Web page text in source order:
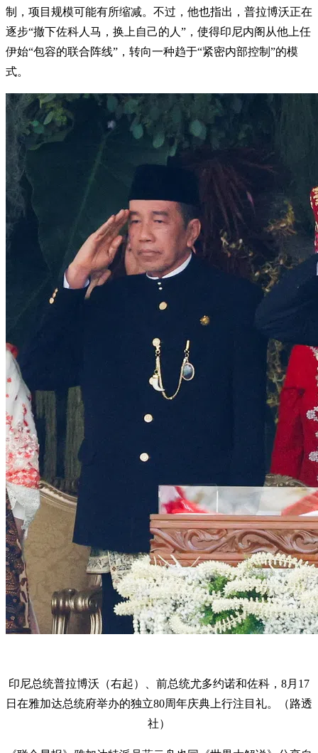
制，项目规模可能有所缩减。不过，他也指出，普拉博沃正在
逐步“撤下佐科人马，换上自己的人”，使得印尼内阁从他上任
伊始“包容的联合阵线”，转向一种趋于“紧密内部控制”的模
式。
印尼总统普拉博沃（右起）、前总统尤多约诺和佐科，8月17
日在雅加达总统府举办的独立80周年庆典上行注目礼。（路透
社）